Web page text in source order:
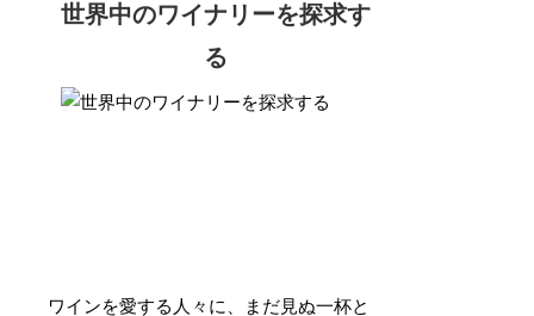
世界中のワイナリーを探求す
る
ワインを愛する人々に、まだ見ぬ一杯と